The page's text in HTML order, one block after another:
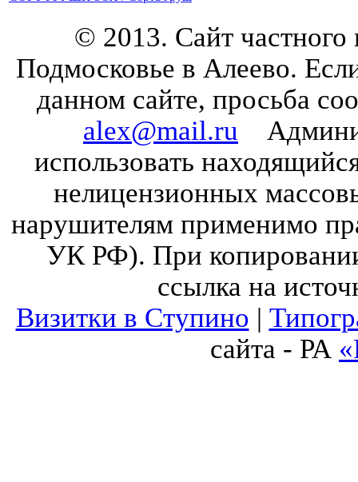
© 2013. Сайт частного
Подмосковье в Алеево.
данном сайте, просьба
alex@mail.ru
использовать
нелицензионных
нарушителям применимо
УК РФ). При копировании
ссылка на
Визитки в Ступино |
сайта - РА